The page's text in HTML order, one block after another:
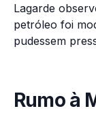
Lagarde
petróleo foi
pudessem
Rumo à